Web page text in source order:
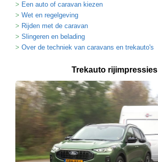
Een auto of caravan kiezen
Wet en regelgeving
Rijden met de caravan
Slingeren en belading
Over de techniek van caravans en trekauto's
Trekauto rijimpressies